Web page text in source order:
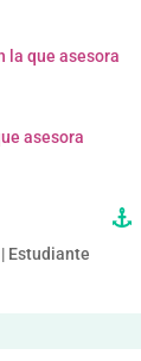
la que asesora
asesora
Estudiante